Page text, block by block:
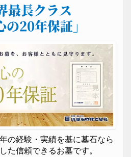
ルーチェデザイン墓石
モチーフにプランニング、設
最長クラス
の20年保証」
の経験・実績を基に墓石なら
た信頼できるお墓です。